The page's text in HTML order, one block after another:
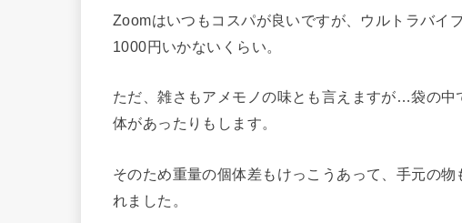
Zoomはいつもコスパが良いですが、ウルトラバイ
1000円いかないくらい。
ただ、雑さもアメモノの味とも言えますが…袋の
体があったりもします。
そのため重量の個体差もけっこうあって、手元の
れました。